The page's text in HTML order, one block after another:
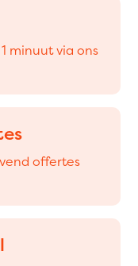
minuut via ons
offertes